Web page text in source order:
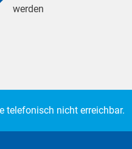
werden
telefonisch nicht erreichbar.